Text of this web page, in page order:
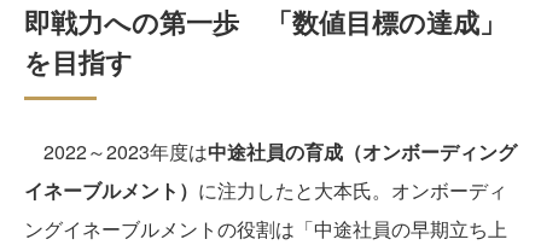
即戦力への第一歩 「数値目標の達成」
を目指す
2022～2023年度は中途社員の育成（オンボーディング
イネーブルメント） に注力したと大本氏。オンボーディ
ングイネーブルメントの役割は「中途社員の早期立ち上